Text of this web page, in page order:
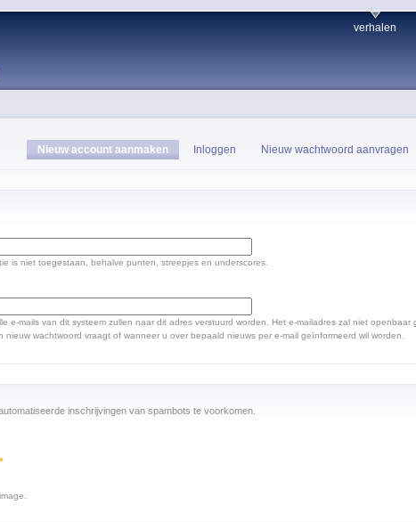
verhalen
Nieuw account aanmaken Inloggen Nieuw wachtwoord aanvragen
is niet toegestaan, behalve punten, streepjes en underscores.
e-mails van dit systeem zullen naar dit adres verstuurd worden. Het e-mailadres zal niet openbaar
wachtwoord vraagt of wanneer u over bepaald nieuws per e-mail geïnformeerd wil worden.
inschrijvingen van spambots te voorkomen.
*